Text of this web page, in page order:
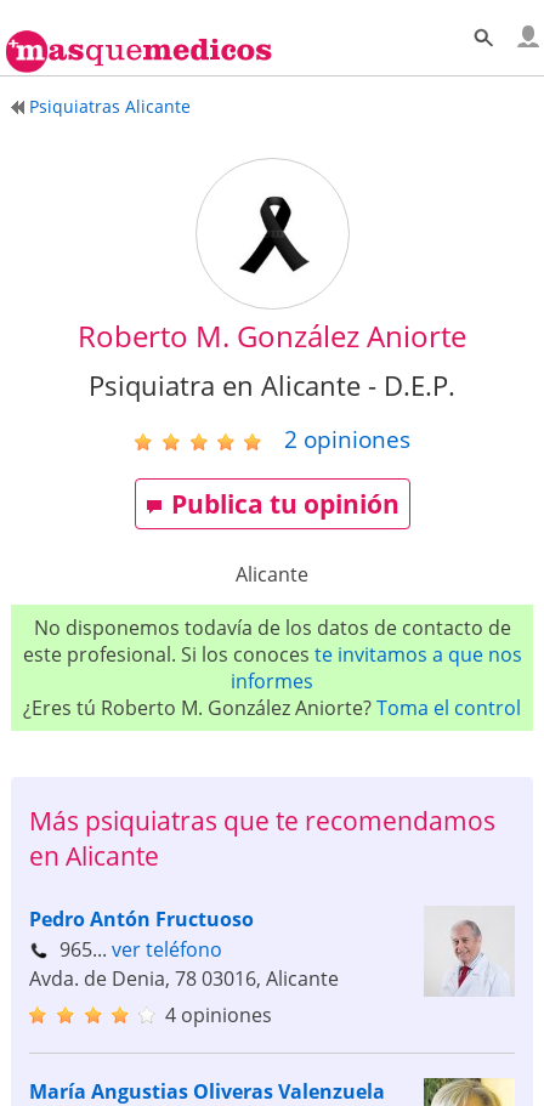
Psiquiatras Alicante
Roberto M. González Aniorte
Psiquiatra en Alicante - D.E.P.
2 opiniones
Publica tu opinión
Alicante
No disponemos todavía de los datos de contacto de
este profesional. Si los conoces te invitamos a que nos
informes
¿Eres tú Roberto M. González Aniorte?Toma el control
Más psiquiatras que te recomendamos
en Alicante
Pedro Antón Fructuoso
965... ver teléfono
Avda. de Denia, 7803016, Alicante
4 opiniones
María Angustias Oliveras Valenzuela